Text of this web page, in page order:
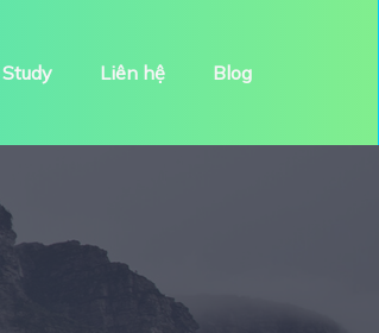
Liên hệ Blog